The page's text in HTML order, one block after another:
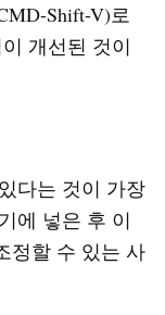
Shift-V)로
개선된 것이
다는 것이 가장
에 넣은 후 이
정할 수 있는 사